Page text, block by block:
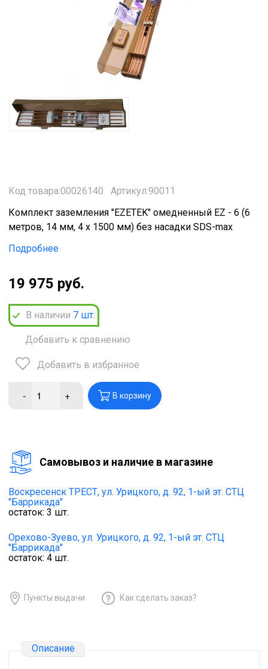
Код товара:00026140
Артикул:90011
Комплект заземления "EZETEK" омедненный EZ - 6 (6
метров, 14 мм, 4 х 1500 мм) без насадки SDS-max
Подробнее
19 975 руб.
В наличии 7 шт.
Добавить к сравнению
Добавить в избранное
- + В корзину
Cамовывоз и наличие в магазине
Воскресенск ТРЕСТ, ул. Урицкого, д. 92, 1-ый эт. СТЦ
"Баррикада"
остаток: 3 шт.
Орехово-Зуево, ул. Урицкого, д. 92, 1-ый эт. СТЦ
"Баррикада"
остаток: 4 шт.
Пункты выдачи Как сделать заказ?
Описание